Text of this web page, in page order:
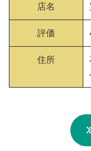
店名
評価
住所